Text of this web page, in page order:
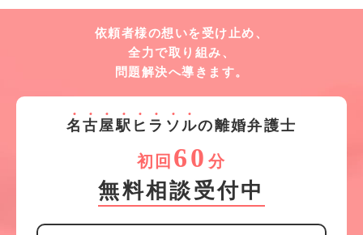
依頼者様の想いを受け止め、
全力で取り組み、
問題解決へ導きます。
名 古屋駅 ヒ ラ ソルの離婚弁護士
初回 60 分
無料相談受付中